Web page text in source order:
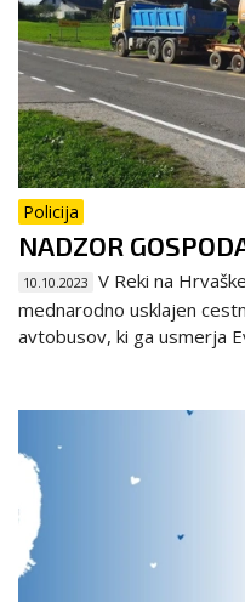
Policija
NADZOR
10.10.2023 V Reki na
mednarodno usklajen
avtobusov, ki ga usmerja